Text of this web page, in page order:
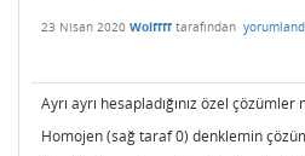
23 Nisan 2020 Wolffff tarafından
Ayrı ayrı hesapladığınız özel çözümler
Homojen (sağ taraf 0) denklemin